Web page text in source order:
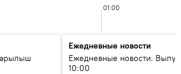
01:00
Ежедневные новости
Ежедневные новости.
10:00